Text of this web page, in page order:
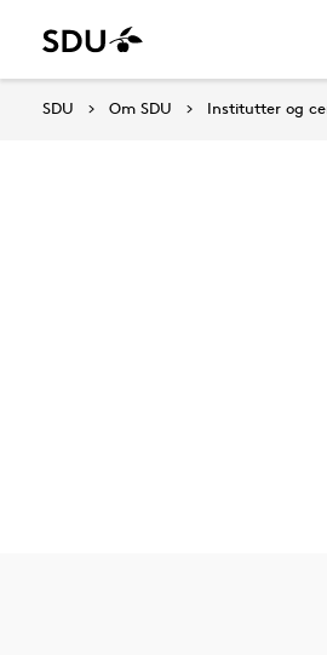
SDU Om SDU Institutter og